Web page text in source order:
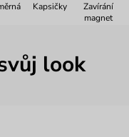
Kapsičky
Zavírání
magnet
look